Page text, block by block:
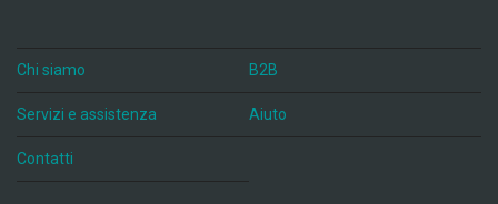
Chi siamo B2B
Servizi e assistenza Aiuto
Contatti